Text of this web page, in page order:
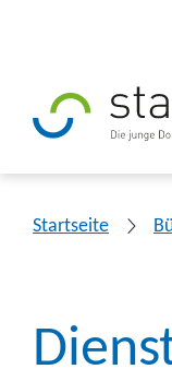
Startseite